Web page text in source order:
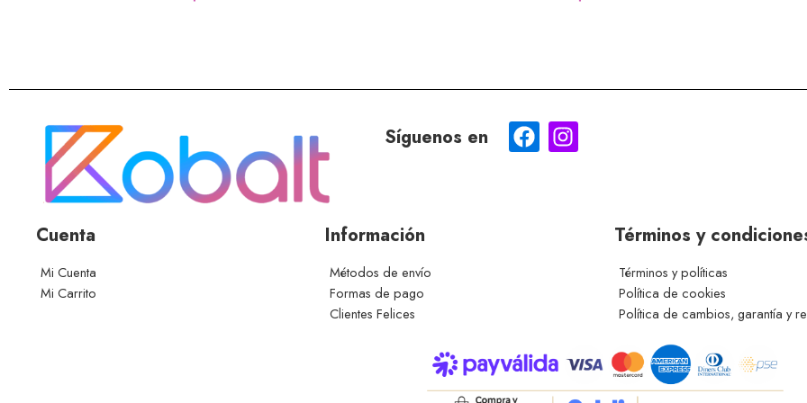
Síguenos en
Cuenta
Mi Cuenta
Mi Carrito
Información
Métodos de envío
Formas de pago
Clientes Felices
Términos y
Términos y políticas
Política de cookies
Política de cambios, garantía y